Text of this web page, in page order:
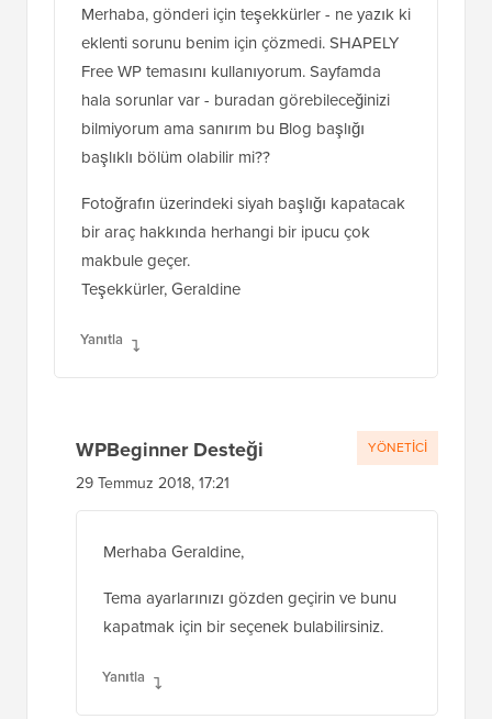
Merhaba, gönderi için teşekkürler - ne yazık ki
eklenti sorunu benim için çözmedi. SHAPELY
Free WP temasını kullanıyorum. Sayfamda
hala sorunlar var - buradan görebileceğinizi
bilmiyorum ama sanırım bu Blog başlığı
başlıklı bölüm olabilir mi??
Fotoğrafın üzerindeki siyah başlığı kapatacak
bir araç hakkında herhangi bir ipucu çok
makbule geçer.
Teşekkürler, Geraldine
Yanıtla
WPBeginner Desteği
29 Temmuz 2018, 17:21
Merhaba Geraldine,
Tema ayarlarınızı gözden geçirin ve bunu
kapatmak için bir seçenek bulabilirsiniz.
Yanıtla
YÖNETICI